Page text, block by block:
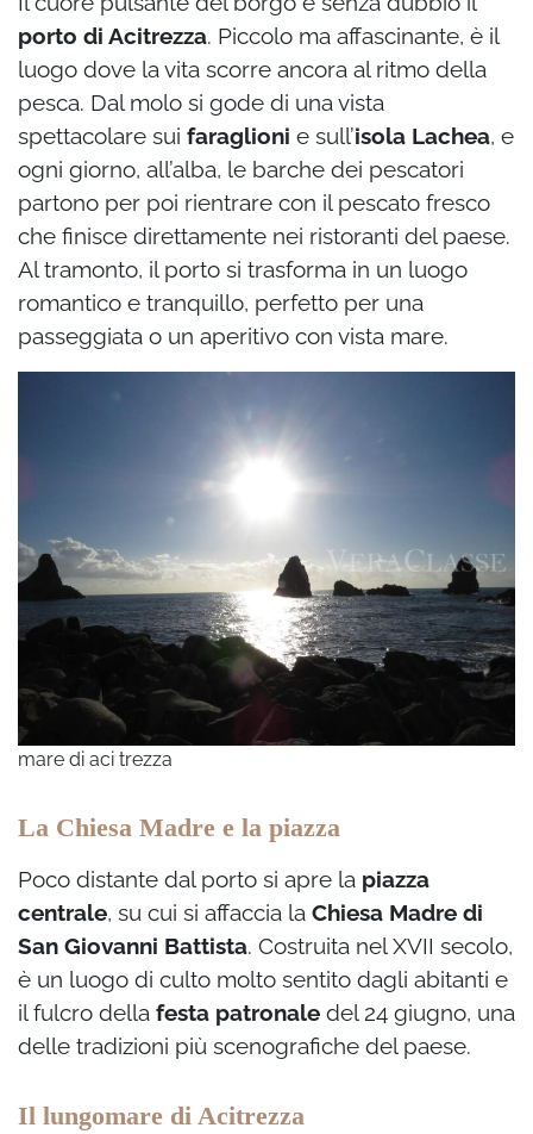
porto di Acitrezza. Piccolo ma affascinante, è il
luogo dove la vita scorre ancora al ritmo della
pesca. Dal molo si gode di una vista
spettacolare sui faraglioni e sull’isola Lachea, e
ogni giorno, all’alba, le barche dei pescatori
partono per poi rientrare con il pescato fresco
che finisce direttamente nei ristoranti del paese.
Al tramonto, il porto si trasforma in un luogo
romantico e tranquillo, perfetto per una
passeggiata o un aperitivo con vista mare.
mare di aci trezza
La Chiesa Madre e la piazza
Poco distante dal porto si apre la piazza
centrale, su cui si affaccia la Chiesa Madre di
San Giovanni Battista. Costruita nel XVII secolo,
è un luogo di culto molto sentito dagli abitanti e
il fulcro della festa patronale del 24 giugno, una
delle tradizioni più scenografiche del paese.
Il lungomare di Acitrezza